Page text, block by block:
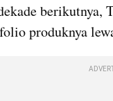
berikutnya,
produknya